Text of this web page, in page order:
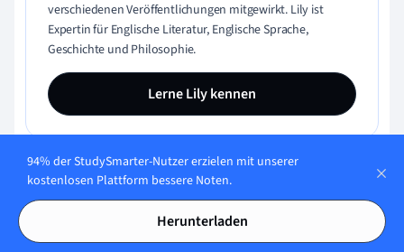
verschiedenen Veröffentlichungen mitgewirkt. Lily ist
Expertin für Englische Literatur, Englische Sprache,
Geschichte und Philosophie.
Lerne Lily kennen
94% der StudySmarter-Nutzer erzielen mit unserer
kostenlosen Plattform bessere Noten.
Herunterladen